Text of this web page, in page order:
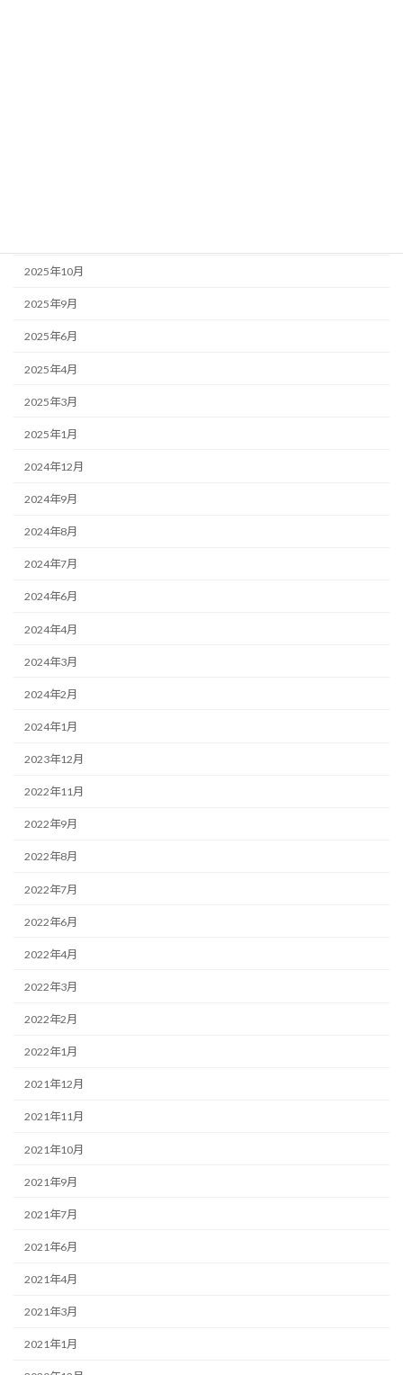
2025年10月
2025年9月
2025年6月
2025年4月
2025年3月
2025年1月
2024年12月
2024年9月
2024年8月
2024年7月
2024年6月
2024年4月
2024年3月
2024年2月
2024年1月
2023年12月
2022年11月
2022年9月
2022年8月
2022年7月
2022年6月
2022年4月
2022年3月
2022年2月
2022年1月
2021年12月
2021年11月
2021年10月
2021年9月
2021年7月
2021年6月
2021年4月
2021年3月
2021年1月